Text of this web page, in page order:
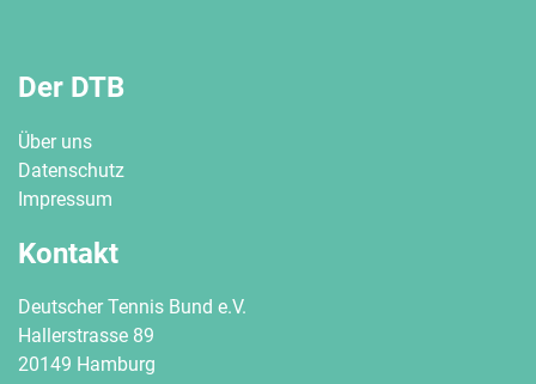
Der DTB
Über uns
Datenschutz
Impressum
Kontakt
Deutscher Tennis Bund e.V.
Hallerstrasse 89
20149 Hamburg